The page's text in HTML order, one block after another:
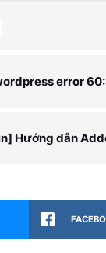
error 60: SSL